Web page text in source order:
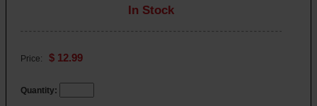
In Stock
Price: $ 12.99
Quantity: